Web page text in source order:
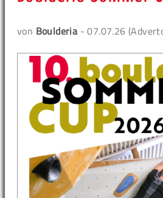
von Boulderia- 07.07.26